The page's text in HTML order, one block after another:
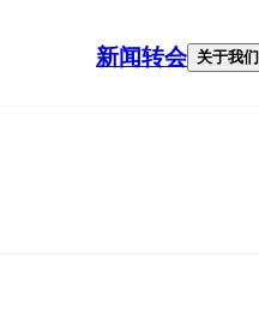
新闻转会 关于我们